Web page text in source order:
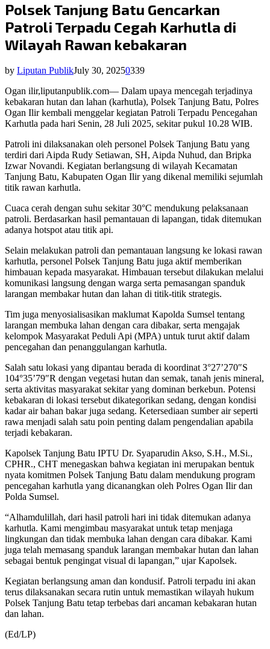
Polsek Tanjung Batu Gencarkan
Patroli Terpadu Cegah Karhutla di
Wilayah Rawan kebakaran
by Liputan PublikJuly 30, 20250339
Ogan ilir,liputanpublik.com— Dalam upaya mencegah terjadinya
kebakaran hutan dan lahan (karhutla), Polsek Tanjung Batu, Polres
Ogan Ilir kembali menggelar kegiatan Patroli Terpadu Pencegahan
Karhutla pada hari Senin, 28 Juli 2025, sekitar pukul 10.28 WIB.
Patroli ini dilaksanakan oleh personel Polsek Tanjung Batu yang
terdiri dari Aipda Rudy Setiawan, SH, Aipda Nuhud, dan Bripka
Izwar Novandi. Kegiatan berlangsung di wilayah Kecamatan
Tanjung Batu, Kabupaten Ogan Ilir yang dikenal memiliki sejumlah
titik rawan karhutla.
Cuaca cerah dengan suhu sekitar 30°C mendukung pelaksanaan
patroli. Berdasarkan hasil pemantauan di lapangan, tidak ditemukan
adanya hotspot atau titik api.
Selain melakukan patroli dan pemantauan langsung ke lokasi rawan
karhutla, personel Polsek Tanjung Batu juga aktif memberikan
himbauan kepada masyarakat. Himbauan tersebut dilakukan melalui
komunikasi langsung dengan warga serta pemasangan spanduk
larangan membakar hutan dan lahan di titik-titik strategis.
Tim juga menyosialisasikan maklumat Kapolda Sumsel tentang
larangan membuka lahan dengan cara dibakar, serta mengajak
kelompok Masyarakat Peduli Api (MPA) untuk turut aktif dalam
pencegahan dan penanggulangan karhutla.
Salah satu lokasi yang dipantau berada di koordinat 3°27’270″S
104°35’79″R dengan vegetasi hutan dan semak, tanah jenis mineral,
serta aktivitas masyarakat sekitar yang dominan berkebun. Potensi
kebakaran di lokasi tersebut dikategorikan sedang, dengan kondisi
kadar air bahan bakar juga sedang. Ketersediaan sumber air seperti
rawa menjadi salah satu poin penting dalam pengendalian apabila
terjadi kebakaran.
Kapolsek Tanjung Batu IPTU Dr. Syaparudin Akso, S.H., M.Si.,
CPHR., CHT menegaskan bahwa kegiatan ini merupakan bentuk
nyata komitmen Polsek Tanjung Batu dalam mendukung program
pencegahan karhutla yang dicanangkan oleh Polres Ogan Ilir dan
Polda Sumsel.
“Alhamdulillah, dari hasil patroli hari ini tidak ditemukan adanya
karhutla. Kami mengimbau masyarakat untuk tetap menjaga
lingkungan dan tidak membuka lahan dengan cara dibakar. Kami
juga telah memasang spanduk larangan membakar hutan dan lahan
sebagai bentuk pengingat visual di lapangan,” ujar Kapolsek.
Kegiatan berlangsung aman dan kondusif. Patroli terpadu ini akan
terus dilaksanakan secara rutin untuk memastikan wilayah hukum
Polsek Tanjung Batu tetap terbebas dari ancaman kebakaran hutan
dan lahan.
(Ed/LP)